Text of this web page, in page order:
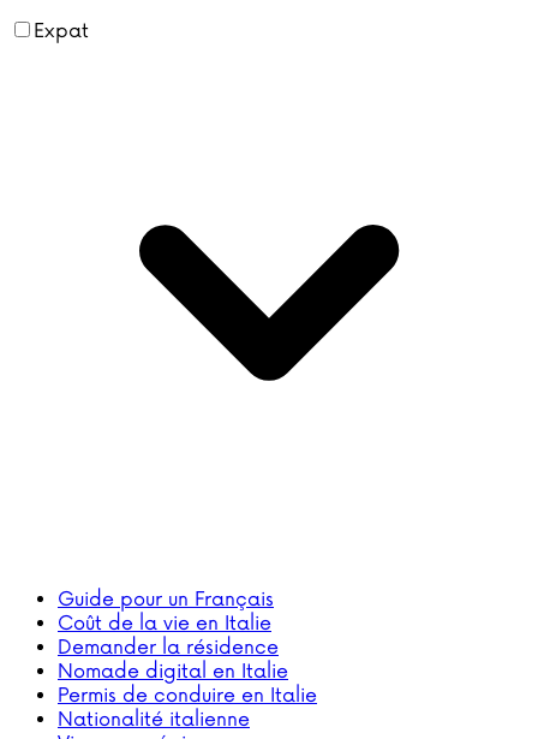
Expat
Guide pour un Français
Coût de la vie en Italie
Demander la résidence
Nomade digital en Italie
Permis de conduire en Italie
Nationalité italienne